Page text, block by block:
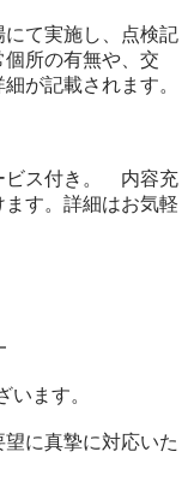
て実施し、点検記
所の有無や、交
が記載されます。
ビス付き。　内容充
す。詳細はお気軽
ます。
に真摯に対応いた